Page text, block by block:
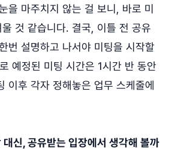
을 마주치지 않는 걸 보니, 바로 미
것 같습니다. 결국, 이틀 전 공유
번 설명하고 나서야 미팅을 시작할
예정된 미팅 시간은 1시간 반 동안
이후 각자 정해놓은 업무 스케줄에
신, 공유받는 입장에서 생각해 볼까